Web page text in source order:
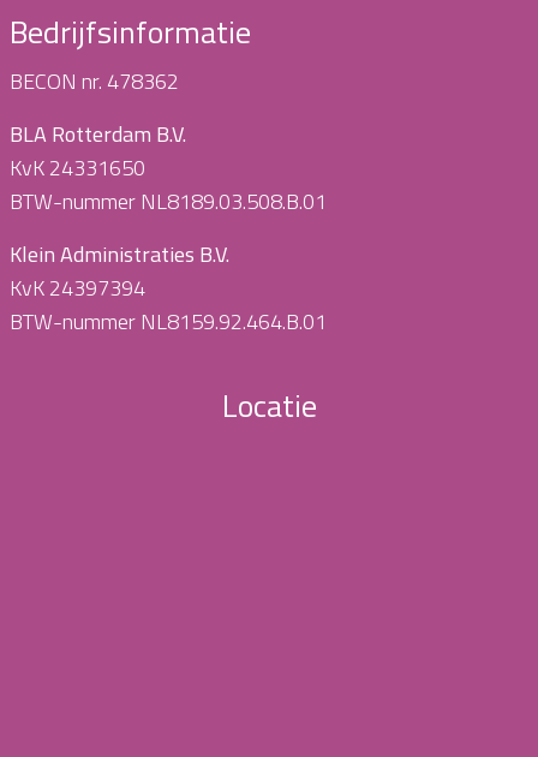
Bedrijfsinformatie
BECON nr. 478362
BLA Rotterdam B.V.
KvK 24331650
BTW-nummer NL8189.03.508.B.01
Klein Administraties B.V.
KvK 24397394
BTW-nummer NL8159.92.464.B.01
Locatie